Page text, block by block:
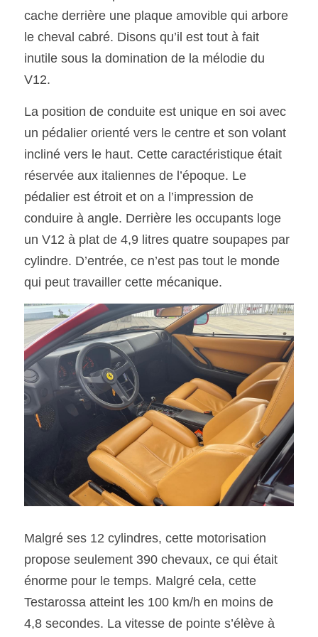
cache derrière une plaque amovible qui arbore
le cheval cabré. Disons qu’il est tout à fait
inutile sous la domination de la mélodie du
V12.
La position de conduite est unique en soi avec
un pédalier orienté vers le centre et son volant
incliné vers le haut. Cette caractéristique était
réservée aux italiennes de l’époque. Le
pédalier est étroit et on a l’impression de
conduire à angle. Derrière les occupants loge
un V12 à plat de 4,9 litres quatre soupapes par
cylindre. D’entrée, ce n’est pas tout le monde
qui peut travailler cette mécanique.
Malgré ses 12 cylindres, cette motorisation
propose seulement 390 chevaux, ce qui était
énorme pour le temps. Malgré cela, cette
Testarossa atteint les 100 km/h en moins de
4,8 secondes. La vitesse de pointe s’élève à